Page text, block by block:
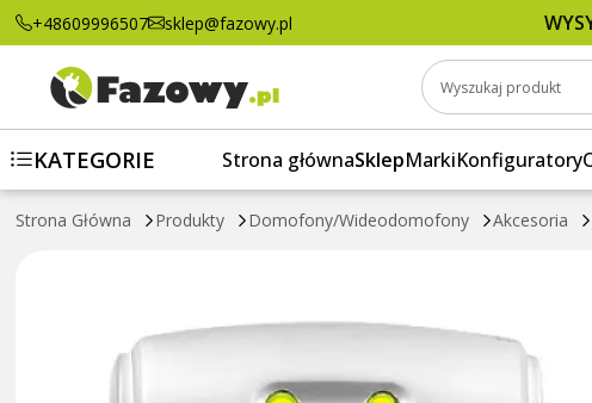
+48609996507 sklep@fazowy.pl
Wyszukaj produkt
KATEGORIE Strona głównaSklepMarkiKonfiguratory
Strona Główna Produkty Domofony/Wideodomofony Akcesoria